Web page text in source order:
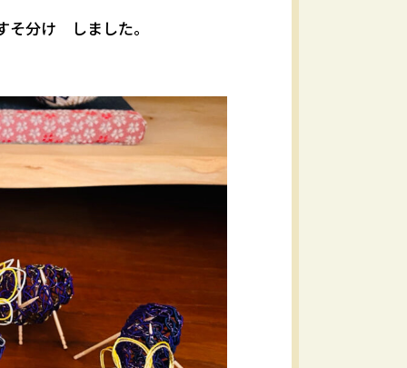
分け しました。